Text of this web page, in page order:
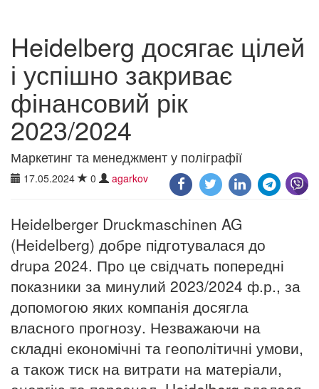
Heidelberg досягає цілей
і успішно закриває
фінансовий рік
2023/2024
Маркетинг та менеджмент у поліграфії
17.05.2024 0 agarkov
Heidelberger Druckmaschinen AG
(Heidelberg) добре підготувалася до
drupa 2024. Про це свідчать попередні
показники за минулий 2023/2024 ф.р., за
допомогою яких компанія досягла
власного прогнозу. Незважаючи на
складні економічні та геополітичні умови,
а також тиск на витрати на матеріали,